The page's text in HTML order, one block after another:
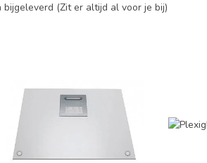
(Zit er altijd al voor je bij)